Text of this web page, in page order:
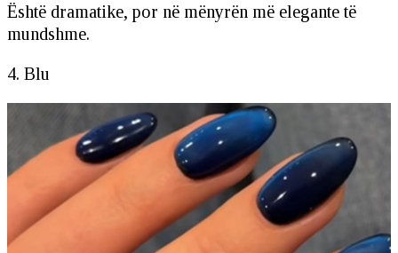
Është dramatike, por në mënyrën më elegante të
mundshme.
4. Blu